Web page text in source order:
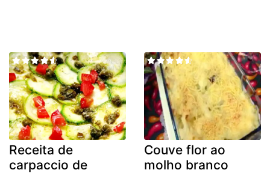
Receita de
carpaccio de
Couve flor ao
molho branco